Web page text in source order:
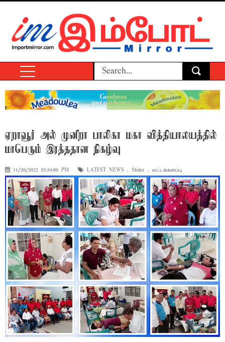
ஏறாவூர் அல் முனீறா பாலிகா மகா வித்தியாலயத்தில்
மாபெரும் இரத்ததான நிகழ்வு
11/20/2022 03:54:00 PM LATEST NEWS , Slider , மட்டக்களப்பு